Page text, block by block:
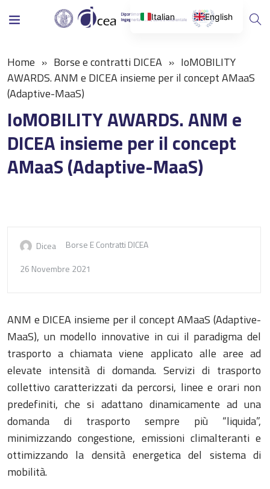
Home Borse e contratti DICEA
IoMOBILITY
AWARDS. ANM e DICEA insieme per il concept AMaaS
(Adaptive-MaaS)
IoMOBILITY AWARDS. ANM e
DICEA insieme per il concept
AMaaS (Adaptive-MaaS)
Dicea
Borse E Contratti DICEA
26 Novembre 2021
ANM e DICEA insieme per il concept AMaaS (Adaptive-
MaaS), un modello innovative in cui il paradigma del
trasporto a chiamata viene applicato alle aree ad
elevate intensità di domanda. Servizi di trasporto
collettivo caratterizzati da percorsi, linee e orari non
predefiniti, che si adattano dinamicamente ad una
domanda di trasporto sempre più “liquida”,
minimizzando congestione, emissioni climalteranti e
ottimizzando la densità energetica del sistema di
mobilità.
Italian English